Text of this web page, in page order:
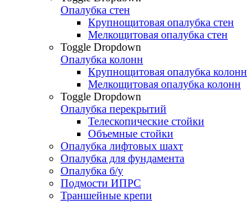
Опалубка стен
Крупнощитовая опалубка стен
Мелкощитовая опалубка стен
Toggle Dropdown
Опалубка колонн
Крупнощитовая опалубка колонн
Мелкощитовая опалубка колонн
Toggle Dropdown
Опалубка перекрытий
Телескопические стойки
Объемные стойки
Опалубка лифтовых шахт
Опалубка для фундамента
Опалубка б/у
Подмости ИПРС
Траншейные крепи